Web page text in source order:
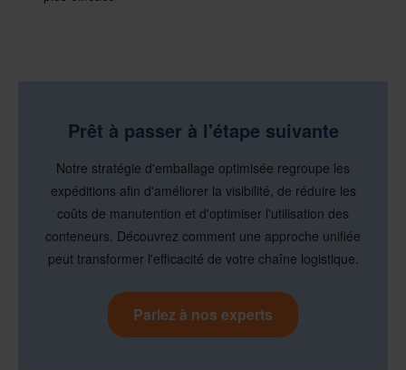
Prêt à passer à l'étape suivante
Notre stratégie d'emballage optimisée regroupe les
expéditions afin d'améliorer la visibilité, de réduire les
coûts de manutention et d'optimiser l'utilisation des
conteneurs. Découvrez comment une approche unifiée
peut transformer l'efficacité de votre chaîne logistique.
Parlez à nos experts